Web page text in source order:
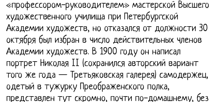
«профессором-руководителем» мастерской Высшего
художественного училища при Петербургской
Академии художеств, но отказался от должности 30
октября был избран в число действительных членов
Академии художеств. В 1900 году он написал
портрет Николая II (сохранился авторский вариант
того же года — Третьяковская галерея) самодержец,
одетый в тужурку Преображенского полка,
представлен тут скромно, почти по-домашнему, без